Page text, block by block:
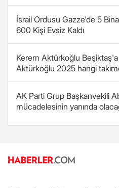
İsrail Ordusu Gazze'de 5
600 Kişi Evsiz Kaldı
Kerem Aktürkoğlu
Aktürkoğlu 2025 hangi
AK Parti Grup Başkanvekili
mücadelesinin yanında